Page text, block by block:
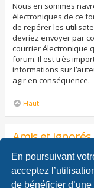
En poursuivant
acceptez
de bénéficier
Nous en sommes
électroniques de ce
de repérer les
devriez envoyer par
courrier électronique
forum. Il est très
informations sur
agir en conséquence.
Haut
Amis et ignorés
À quoi sert ma liste
Vous pouvez utiliser